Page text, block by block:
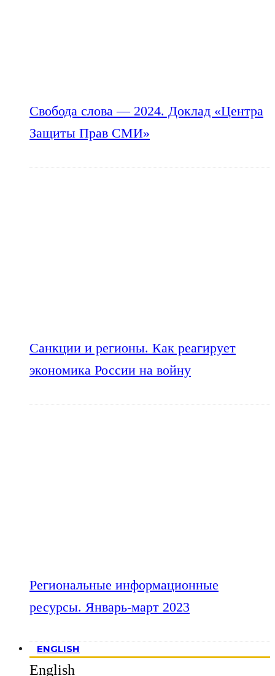
Свобода слова — 2024. Доклад «Центра
Защиты Прав СМИ»
Санкции и регионы. Как реагирует
экономика России на войну
Региональные информационные
ресурсы. Январь-март 2023
ENGLISH
English